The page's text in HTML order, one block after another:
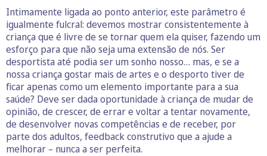
Intimamente ligada ao ponto anterior, este parâmetro é
igualmente fulcral: devemos mostrar consistentemente à
criança que é livre de se tornar quem ela quiser, fazendo um
esforço para que não seja uma extensão de nós. Ser
desportista até podia ser um sonho nosso… mas, e se a
nossa criança gostar mais de artes e o desporto tiver de
ficar apenas como um elemento importante para a sua
saúde? Deve ser dada oportunidade à criança de mudar de
opinião, de crescer, de errar e voltar a tentar novamente,
de desenvolver novas competências e de receber, por
parte dos adultos, feedback construtivo que a ajude a
melhorar – nunca a ser perfeita.